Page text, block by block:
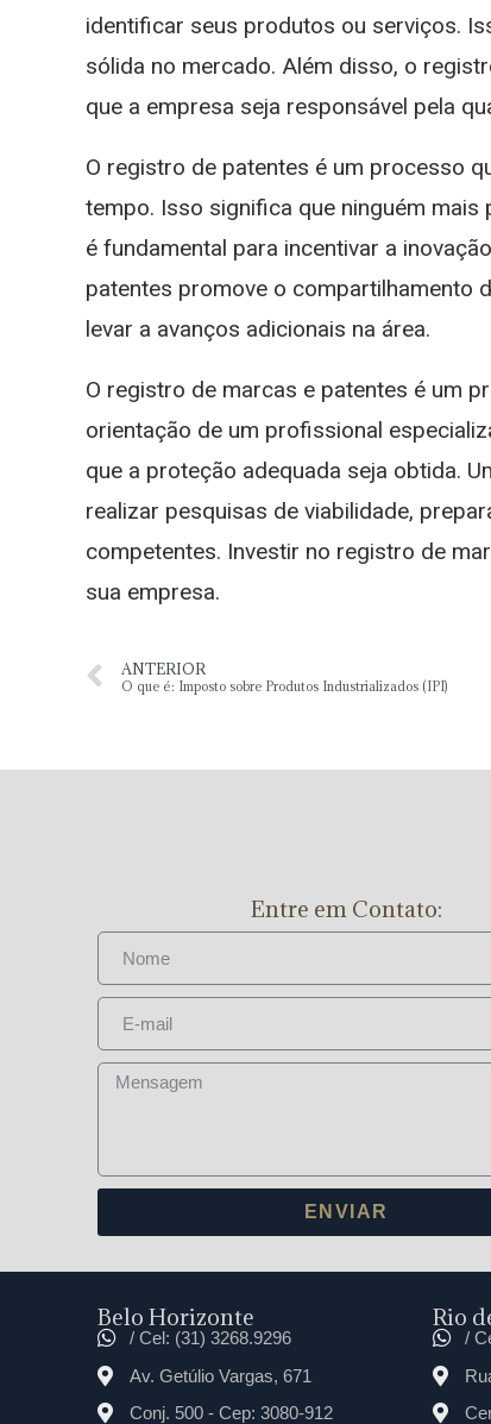
identificar seus produtos ou serviços.
sólida no mercado. Além disso, o
que a empresa seja responsável pela
O registro de patentes é um processo
tempo. Isso significa que ninguém
é fundamental para incentivar a
patentes promove o compartilhamento
levar a avanços adicionais na área.
O registro de marcas e patentes é um
orientação de um profissional
que a proteção adequada seja obtida.
realizar pesquisas de viabilidade,
competentes. Investir no registro de
sua empresa.
ANTERIOR
O que é: Imposto sobre Produtos Industrializados (IPI)
Entre em Contato:
ENVIAR
Belo Horizonte
/ Cel: (31) 3268.9296
Av. Getúlio Vargas, 671
Conj. 500 - Cep: 3080-912
Rio
/